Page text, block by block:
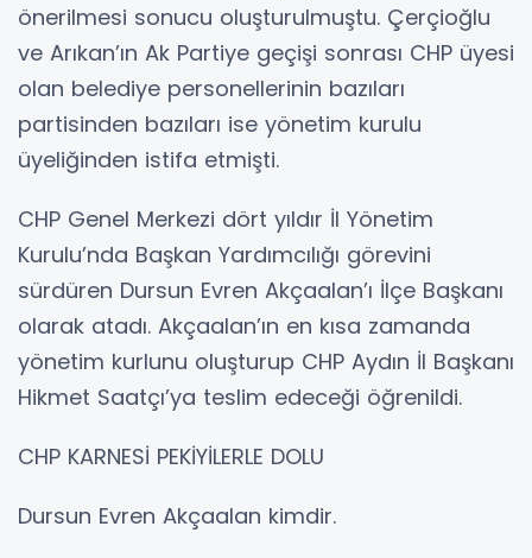
önerilmesi sonucu oluşturulmuştu. Çerçioğlu
ve Arıkan’ın Ak Partiye geçişi sonrası CHP üyesi
olan belediye personellerinin bazıları
partisinden bazıları ise yönetim kurulu
üyeliğinden istifa etmişti.
CHP Genel Merkezi dört yıldır İl Yönetim
Kurulu’nda Başkan Yardımcılığı görevini
sürdüren Dursun Evren Akçaalan’ı İlçe Başkanı
olarak atadı. Akçaalan’ın en kısa zamanda
yönetim kurlunu oluşturup CHP Aydın İl Başkanı
Hikmet Saatçı’ya teslim edeceği öğrenildi.
CHP KARNESİ PEKİYİLERLE DOLU
Dursun Evren Akçaalan kimdir.